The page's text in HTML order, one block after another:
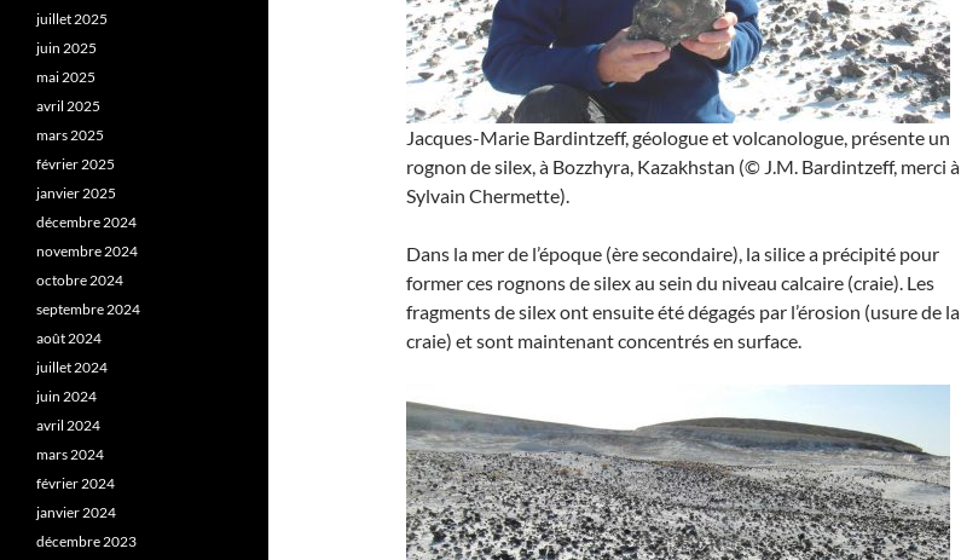
Jacques-Marie Bardintzeff, géologue et volcanologue, présente un
rognon de silex, à Bozzhyra, Kazakhstan (© J.M. Bardintzeff, merci à
Sylvain Chermette).
Dans la mer de l’époque (ère secondaire), la silice a précipité pour
former ces rognons de silex au sein du niveau calcaire (craie). Les
fragments de silex ont ensuite été dégagés par l’érosion (usure de la
craie) et sont maintenant concentrés en surface.
juillet 2025
juin 2025
mai 2025
avril 2025
mars 2025
février 2025
janvier 2025
décembre 2024
novembre 2024
octobre 2024
septembre 2024
août 2024
juillet 2024
juin 2024
avril 2024
mars 2024
février 2024
janvier 2024
décembre 2023